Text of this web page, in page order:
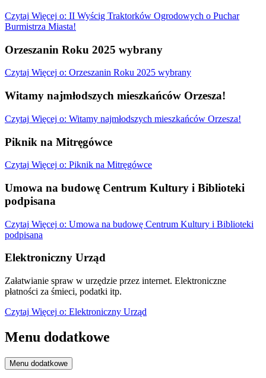
Czytaj Więcej o: II Wyścig Traktorków Ogrodowych o Puchar
Burmistrza Miasta!
Orzeszanin Roku 2025 wybrany
Czytaj Więcej o: Orzeszanin Roku 2025 wybrany
Witamy najmłodszych mieszkańców Orzesza!
Czytaj Więcej o: Witamy najmłodszych mieszkańców Orzesza!
Piknik na Mitręgówce
Czytaj Więcej o: Piknik na Mitręgówce
Umowa na budowę Centrum Kultury i Biblioteki
podpisana
Czytaj Więcej o: Umowa na budowę Centrum Kultury i Biblioteki
podpisana
Elektroniczny Urząd
Załatwianie spraw w urzędzie przez internet. Elektroniczne
płatności za śmieci, podatki itp.
Czytaj Więcej o: Elektroniczny Urząd
Menu dodatkowe
Menu dodatkowe